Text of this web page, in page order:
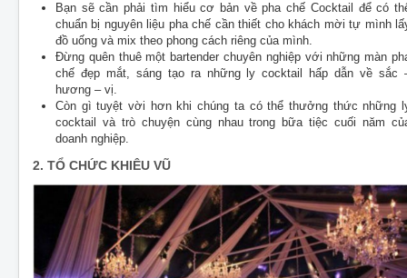
Bạn sẽ cần phải tìm hiểu cơ bản về pha chế Cocktail để có
chuẩn bị nguyên liệu pha chế cần thiết cho khách mời tự mình
đồ uống và mix theo phong cách riêng của mình.
Đừng quên thuê một bartender chuyên nghiệp với những màn
chế đẹp mắt, sáng tạo ra những ly cocktail hấp dẫn về sắc
hương – vị.
Còn gì tuyệt vời hơn khi chúng ta có thể thưởng thức những
cocktail và trò chuyện cùng nhau trong bữa tiệc cuối năm
doanh nghiệp.
2. TỔ CHỨC KHIÊU VŨ